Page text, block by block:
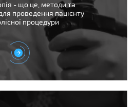
- що це, методи та
проведення пацієнту
процедури